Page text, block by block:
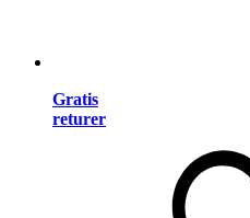
Gratis
returer